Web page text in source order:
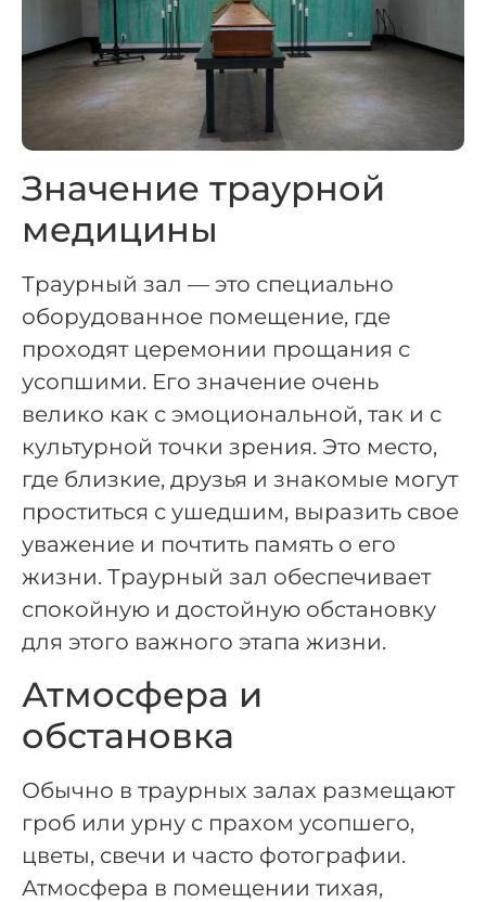
Значение траурной
медицины
Траурный зал — это специально
оборудованное помещение, где
проходят церемонии прощания с
усопшими. Его значение очень
велико как с эмоциональной, так и с
культурной точки зрения. Это место,
где близкие, друзья и знакомые могут
проститься с ушедшим, выразить свое
уважение и почтить память о его
жизни. Траурный зал обеспечивает
спокойную и достойную обстановку
для этого важного этапа жизни.
Атмосфера и
обстановка
Обычно в траурных залах размещают
гроб или урну с прахом усопшего,
цветы, свечи и часто фотографии.
Атмосфера в помещении тихая,